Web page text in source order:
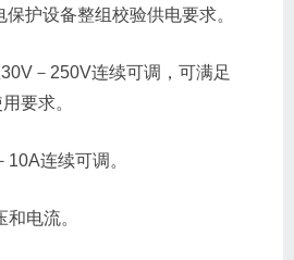
护设备整组校验供电要求。
－250V连续可调，可满足
要求。
连续可调。
电流。